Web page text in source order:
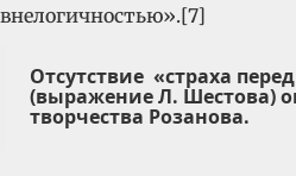
внелогичностью».[7]
Отсутствие «страха
(выражение Л. Шестова)
творчества Розанова.